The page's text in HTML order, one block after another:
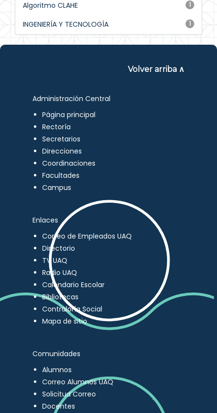
1
Algoritmo CLAHE
1
INGENIERÍA Y TECNOLOGÍA
Volver arriba ∧
Administración Central
Página principal
Rectoría
Secretarios
Direcciones
Coordinaciones
Facultades
Campus
Enlaces
Correo de Empleados UAQ
Directorio
TV UAQ
Radio UAQ
Calendario Escolar
Bibliotecas
Contraloría Social
Mapa de sitio
Comunidades
Alumnos
Correo Alumnos UAQ
Solicitud Correo
Docentes